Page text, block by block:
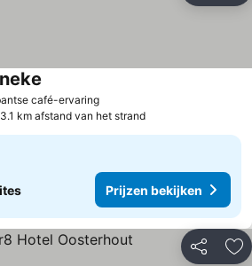
café-ervaring
km afstand van het strand
Prijzen bekijken
Delen